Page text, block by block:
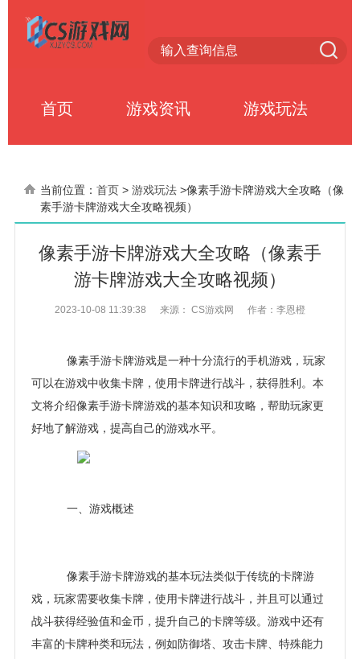
首页 游戏资讯 游戏玩法
当前位置： 首页 > 游戏玩法 >像素手游卡牌游戏大全攻略（像
素手游卡牌游戏大全攻略视频）
像素手游卡牌游戏大全攻略（像素手
游卡牌游戏大全攻略视频）
2023-10-08 11:39:38 来源： CS游戏网 作者：李恩橙
像素手游卡牌游戏是一种十分流行的手机游戏，玩家
可以在游戏中收集卡牌，使用卡牌进行战斗，获得胜利。本
文将介绍像素手游卡牌游戏的基本知识和攻略，帮助玩家更
好地了解游戏，提高自己的游戏水平。
一、游戏概述
像素手游卡牌游戏的基本玩法类似于传统的卡牌游
戏，玩家需要收集卡牌，使用卡牌进行战斗，并且可以通过
战斗获得经验值和金币，提升自己的卡牌等级。游戏中还有
丰富的卡牌种类和玩法，例如防御塔、攻击卡牌、特殊能力